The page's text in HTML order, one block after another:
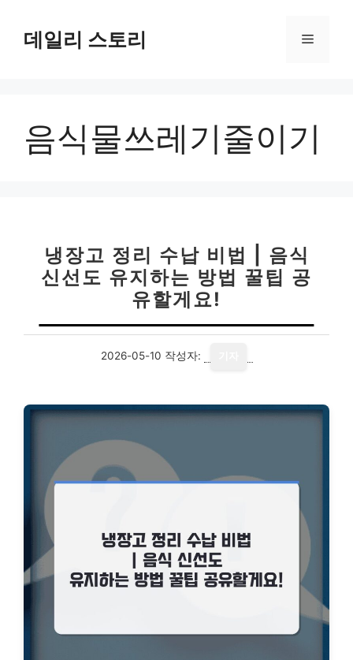
데일리 스토리 메
음식물쓰레기줄이기
냉장고 정리 수납 비법 | 음식
신선도 유지하는 방법 꿀팁 공
유할게요!
2026-05-10 작성자: